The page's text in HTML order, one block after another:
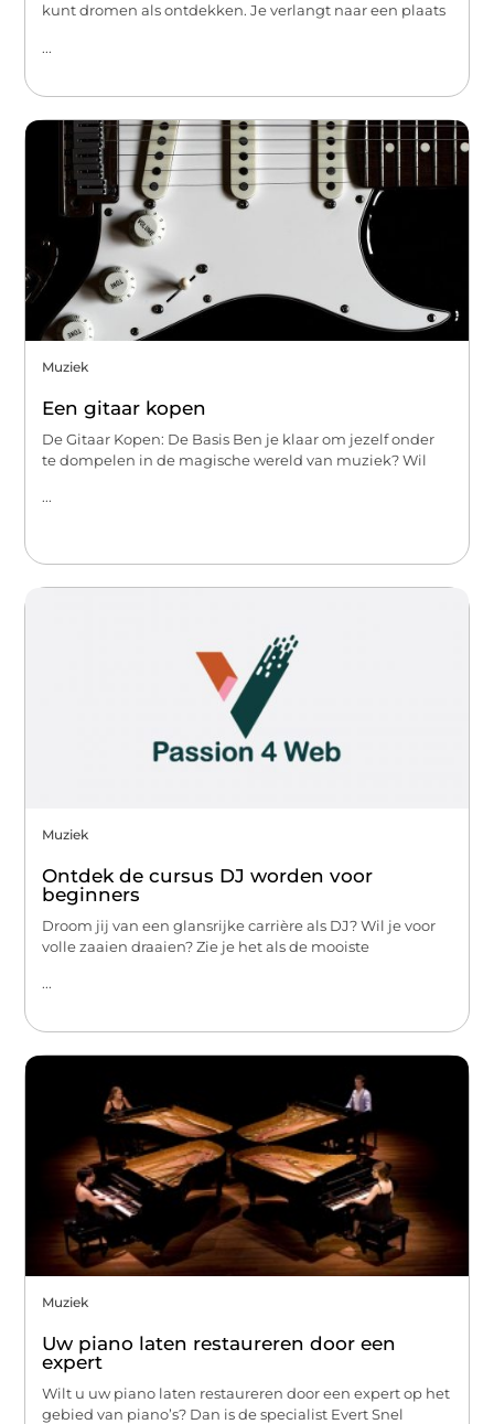
kunt dromen als ontdekken. Je verlangt naar een plaats
...
Muziek
Een gitaar kopen
De Gitaar Kopen: De Basis Ben je klaar om jezelf onder
te dompelen in de magische wereld van muziek? Wil
...
Muziek
Ontdek de cursus DJ worden voor
beginners
Droom jij van een glansrijke carrière als DJ? Wil je voor
volle zaaien draaien? Zie je het als de mooiste
...
Muziek
Uw piano laten restaureren door een
expert
Wilt u uw piano laten restaureren door een expert op het
gebied van piano’s? Dan is de specialist Evert Snel